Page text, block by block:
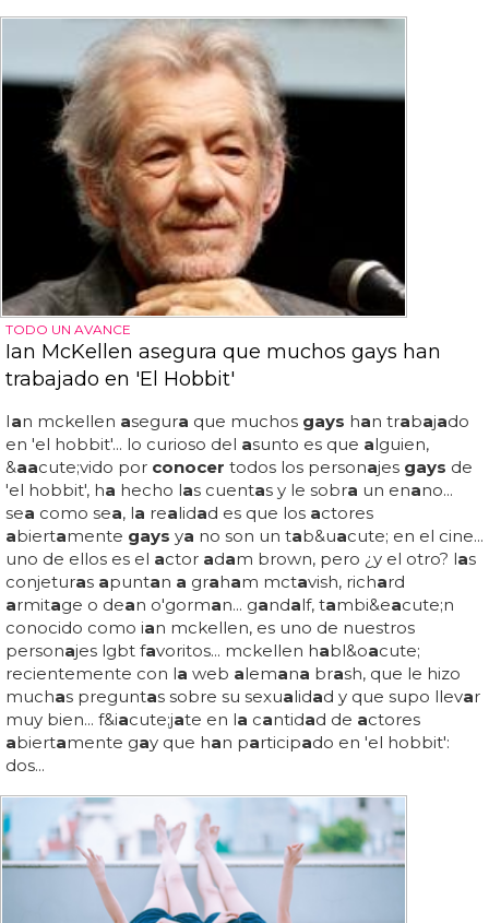
TODO UN AVANCE
Ian McKellen asegura que muchos gays han
trabajado en 'El Hobbit'
Ian mckellen asegura que muchos gays han trabajado
en 'el hobbit'... lo curioso del asunto es que alguien,
&aacute;vido por conocer todos los personajes gays de
'el hobbit', ha hecho las cuentas y le sobra un enano...
sea como sea, la realidad es que los actores
abiertamente gays ya no son un tab&uacute; en el cine...
uno de ellos es el actor adam brown, pero ¿y el otro? las
conjeturas apuntan a graham mctavish, richard
armitage o dean o'gorman... gandalf, tambi&eacute;n
conocido como ian mckellen, es uno de nuestros
personajes lgbt favoritos... mckellen habl&oacute;
recientemente con la web alemana brash, que le hizo
muchas preguntas sobre su sexualidad y que supo llevar
muy bien... f&iacute;jate en la cantidad de actores
abiertamente gay que han participado en 'el hobbit':
dos...